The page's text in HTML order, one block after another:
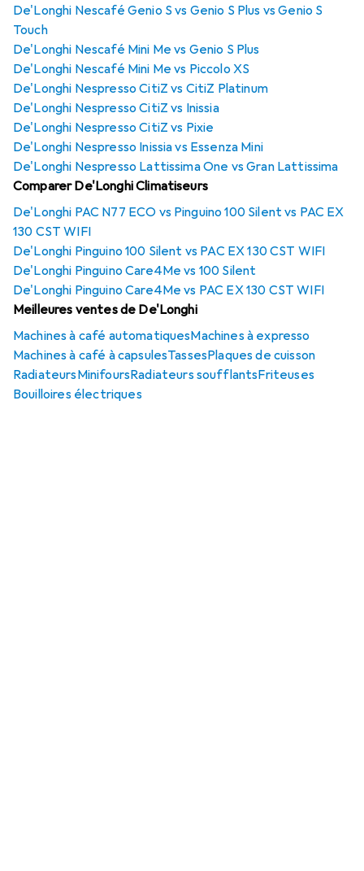
De'Longhi Nescafé Genio S vs Genio S Plus vs Genio S
Touch
De'Longhi Nescafé Mini Me vs Genio S Plus
De'Longhi Nescafé Mini Me vs Piccolo XS
De'Longhi Nespresso CitiZ vs CitiZ Platinum
De'Longhi Nespresso CitiZ vs Inissia
De'Longhi Nespresso CitiZ vs Pixie
De'Longhi Nespresso Inissia vs Essenza Mini
De'Longhi Nespresso Lattissima One vs Gran Lattissima
Comparer De'Longhi Climatiseurs
De'Longhi PAC N77 ECO vs Pinguino 100 Silent vs PAC EX
130 CST WIFI
De'Longhi Pinguino 100 Silent vs PAC EX 130 CST WIFI
De'Longhi Pinguino Care4Me vs 100 Silent
De'Longhi Pinguino Care4Me vs PAC EX 130 CST WIFI
Meilleures ventes de De'Longhi
Machines à café automatiquesMachines à expresso
Machines à café à capsulesTassesPlaques de cuisson
RadiateursMinifoursRadiateurs soufflantsFriteuses
Bouilloires électriques